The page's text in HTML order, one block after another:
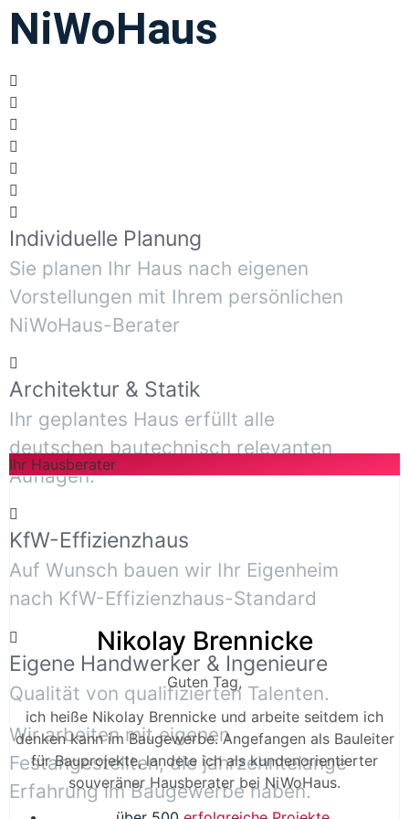
NiWoHaus
Individuelle Planung
Sie planen Ihr Haus nach eigenen
Vorstellungen mit Ihrem persönlichen
NiWoHaus-Berater
Architektur & Statik
Ihr geplantes Haus erfüllt alle
deutschen bautechnisch relevanten
Auflagen.
KfW-Effizienzhaus
Auf Wunsch bauen wir Ihr Eigenheim
nach KfW-Effizienzhaus-Standard
Eigene Handwerker & Ingenieure
Qualität von qualifizierten Talenten.
Wir arbeiten mit eigenen
Festangestellten, die jahrzehntelange
Erfahrung im Baugewerbe haben.
Ihr Hausberater
Nikolay Brennicke
Guten Tag,
ich heiße Nikolay Brennicke und arbeite seitdem ich
denken kann im Baugewerbe. Angefangen als Bauleiter
für Bauprojekte, landete ich als kundenorientierter
souveräner Hausberater bei NiWoHaus.